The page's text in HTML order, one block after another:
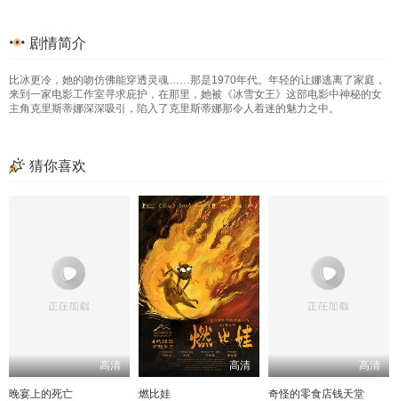
剧情简介
比冰更冷，她的吻仿佛能穿透灵魂……那是1970年代。年轻的让娜逃离了家庭，
来到一家电影工作室寻求庇护，在那里，她被《冰雪女王》这部电影中神秘的女
主角克里斯蒂娜深深吸引，陷入了克里斯蒂娜那令人着迷的魅力之中。
猜你喜欢
高清
晚宴上的死亡
高清
燃比娃
高清
奇怪的零食店钱天堂